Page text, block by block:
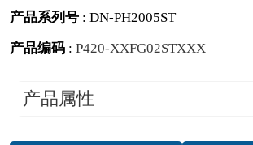
产品系列号 : DN-PH2005ST
产品编码 : P420-XXFG02STXXX
产品属性